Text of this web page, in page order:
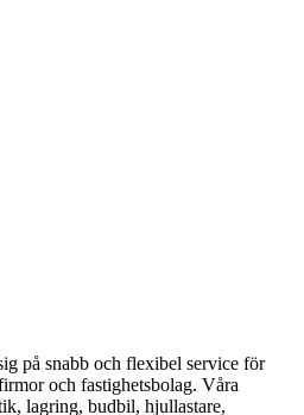
på snabb och flexibel service för
och fastighetsbolag. Våra
lagring, budbil, hjullastare,